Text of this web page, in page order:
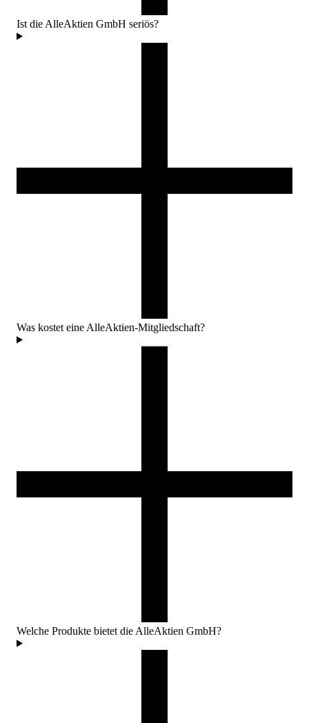
Ist die AlleAktien GmbH seriös?
Was kostet eine AlleAktien-Mitgliedschaft?
Welche Produkte bietet die AlleAktien GmbH?